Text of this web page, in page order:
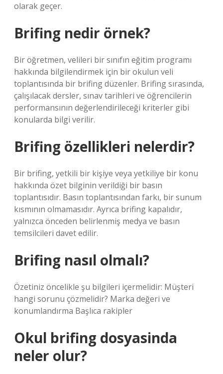
olarak geçer.
Brifing nedir örnek?
Bir öğretmen, velileri bir sınıfın eğitim programı
hakkında bilgilendirmek için bir okulun veli
toplantısında bir brifing düzenler. Brifing sırasında,
çalışılacak dersler, sınav tarihleri ​​ve öğrencilerin
performansının değerlendirileceği kriterler gibi
konularda bilgi verilir.
Brifing özellikleri nelerdir?
Bir brifing, yetkili bir kişiye veya yetkiliye bir konu
hakkında özet bilginin verildiği bir basın
toplantısıdır. Basın toplantısından farkı, bir sunum
kısmının olmamasıdır. Ayrıca brifing kapalıdır,
yalnızca önceden belirlenmiş medya ve basın
temsilcileri davet edilir.
Brifing nasıl olmalı?
Özetiniz öncelikle şu bilgileri içermelidir: Müşteri
hangi sorunu çözmelidir? Marka değeri ve
konumlandırma Başlıca rakipler
Okul brifing dosyasinda
neler olur?